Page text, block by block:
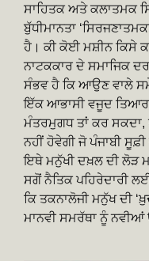
ਸਾਹਿਤਕ ਅਤੇ ਕਲਾਤਮਕ
ਬੁੱਧੀਮਾਨਤਾ
ਹੈ। ਕੀ ਕੋਈ ਮਸ਼ੀਨ ਕਿਸੇ
ਨਾਟਕਕਾਰ ਦੇ ਸਮਾਜਿਕ
ਸੰਭਵ ਹੈ ਕਿ ਆਉਣ ਵਾਲੇ
ਇੱਕ ਆਭਾਸੀ ਵਜੂਦ ਤਿਆਰ
ਮੰਤਰਮੁਗਧ ਤਾਂ ਕਰ ਸਕਦਾ,
ਨਹੀਂ ਹੋਵੇਗੀ ਜੋ ਪੰਜਾਬੀ ਸੂਫ਼ੀ
ਇਥੇ ਮਨੁੱਖੀ ਦਖ਼ਲ ਦੀ ਲੋੜ
ਸਗੋਂ ਨੈਤਿਕ ਪਹਿਰੇਦਾਰੀ
ਕਿ ਤਕਨਾਲੋਜੀ ਮਨੁੱਖ ਦੀ
ਮਾਨਵੀ ਸਮਰੱਥਾ ਨੂੰ